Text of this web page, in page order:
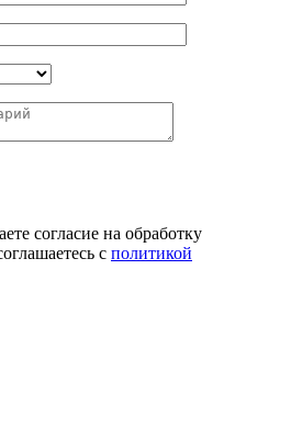
согласие на обработку
с политикой